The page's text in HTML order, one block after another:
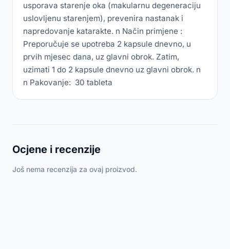
usporava starenje oka (makularnu degeneraciju
uslovljenu starenjem), prevenira nastanak i
napredovanje katarakte. n Način primjene :
Preporučuje se upotreba 2 kapsule dnevno, u
prvih mjesec dana, uz glavni obrok. Zatim,
uzimati 1 do 2 kapsule dnevno uz glavni obrok. n
n Pakovanje: 30 tableta
Ocjene i recenzije
Još nema recenzija za ovaj proizvod.